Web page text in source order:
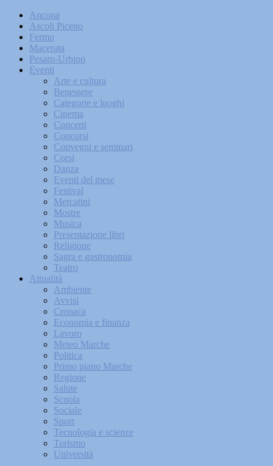
Ancona
Ascoli Piceno
Fermo
Macerata
Pesaro-Urbino
Eventi
Arte e cultura
Benessere
Categorie e luoghi
Cinema
Concerti
Concorsi
Convegni e seminari
Corsi
Danza
Eventi del mese
Festival
Mercatini
Mostre
Musica
Presentazione libri
Religione
Sagra e gastronomia
Teatro
Attualità
Ambiente
Avvisi
Cronaca
Economia e finanza
Lavoro
Meteo Marche
Politica
Primo piano Marche
Regione
Salute
Scuola
Sociale
Sport
Tecnologia e scienze
Turismo
Università